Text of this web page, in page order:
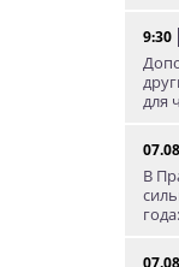
9:30
для
В